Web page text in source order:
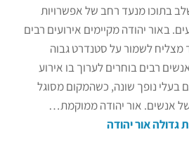
בתוכו מנעד רחב של אפשרויות
באור יהודה מקיימים אירועים רבים
מצליח לשמור על סטנדרט גבוה
רבים בוחרים לערוך בו אירוע
בעלי נופך שונה, כשהמקום מסוגל
אנשים. אור יהודה ממוקמת…
גדולה אור יהודה